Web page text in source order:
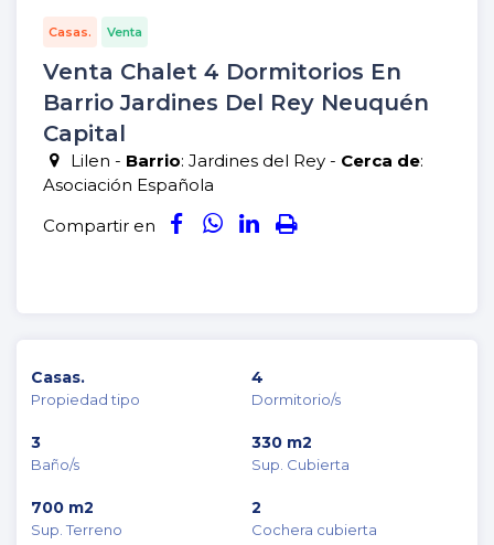
Casas. Venta
Venta Chalet 4 Dormitorios En
Barrio Jardines Del Rey Neuquén
Capital
Lilen - Barrio: Jardines del Rey - Cerca de:
Asociación Española
Compartir en
Casas.
Propiedad tipo
4
Dormitorio/s
3
Baño/s
330 m2
Sup. Cubierta
700 m2
Sup. Terreno
2
Cochera cubierta